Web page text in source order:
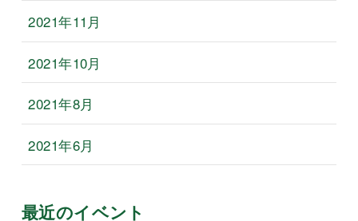
2021年11月
2021年10月
2021年8月
2021年6月
最近のイベント